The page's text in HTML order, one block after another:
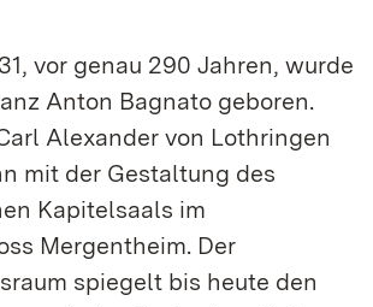
vor genau 290 Jahren, wurde
Anton Bagnato geboren.
Alexander von Lothringen
mit der Gestaltung des
Kapitelsaals im
Mergentheim. Der
spiegelt bis heute den